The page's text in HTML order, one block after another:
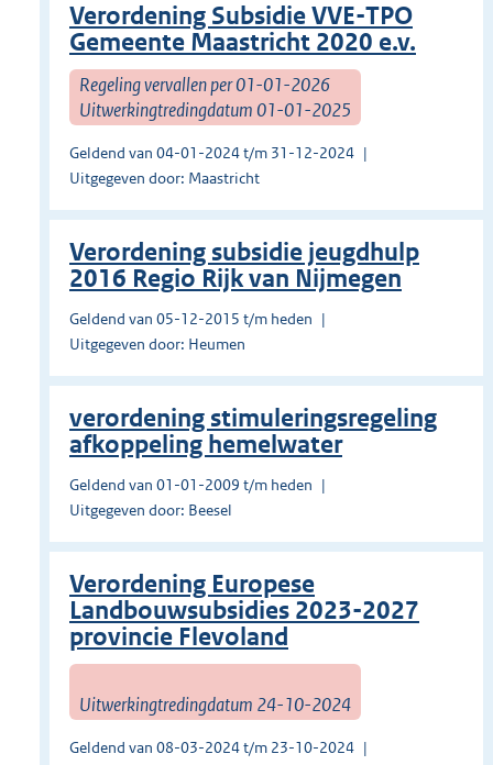
Verordening Subsidie VVE-TPO
Gemeente Maastricht 2020 e.v.
Regeling vervallen per 01-01-2026
Uitwerkingtredingdatum 01-01-2025
Geldend van 04-01-2024 t/m 31-12-2024
Uitgegeven door: Maastricht
Verordening subsidie jeugdhulp
2016 Regio Rijk van Nijmegen
Geldend van 05-12-2015 t/m heden
Uitgegeven door: Heumen
verordening stimuleringsregeling
afkoppeling hemelwater
Geldend van 01-01-2009 t/m heden
Uitgegeven door: Beesel
Verordening Europese
Landbouwsubsidies 2023-2027
provincie Flevoland
Uitwerkingtredingdatum 24-10-2024
Geldend van 08-03-2024 t/m 23-10-2024